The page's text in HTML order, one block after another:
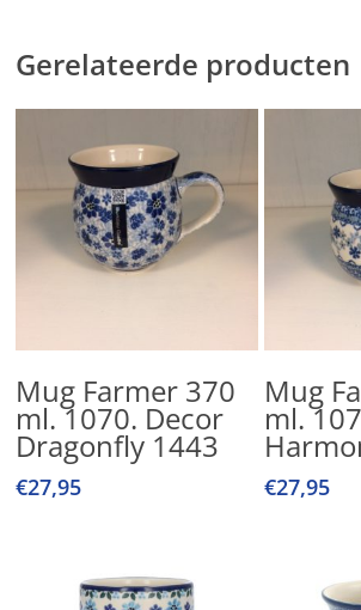
Gerelateerde producten
Mug Farmer 370
ml. 1070. Decor
Dragonfly 1443
€27,95
Mug
ml.
€27,95